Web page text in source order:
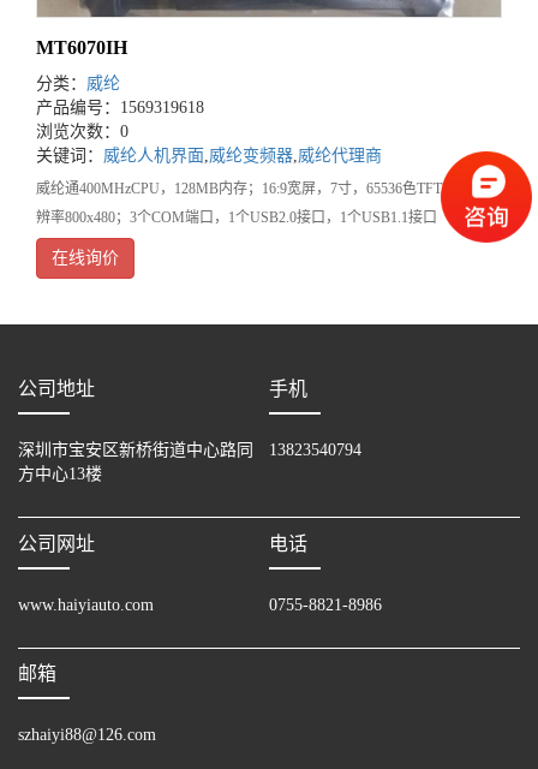
MT6070IH
分类： 威纶
产品编号：1569319618
浏览次数：0
关键词： 威纶人机界面 威纶变频器 威纶代理商
威纶通400MHzCPU，128MB内存；16:9宽屏，7寸，65536色TFTLCD，分
辨率800x480；3个COM端口，1个USB2.0接口，1个USB1.1接口
400MHzCPU，128MB内存；16:9宽屏，7寸，6553
在线询价
公司地址
深圳市宝安区新桥街道中心路同
方中心13楼
手机
13823540794
公司网址
www.haiyiauto.com
电话
0755-8821-8986
邮箱
szhaiyi88@126.com